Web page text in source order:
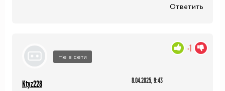
Ответить
Не в сети
Ktyz228 8.04.2025, 9:43
-1